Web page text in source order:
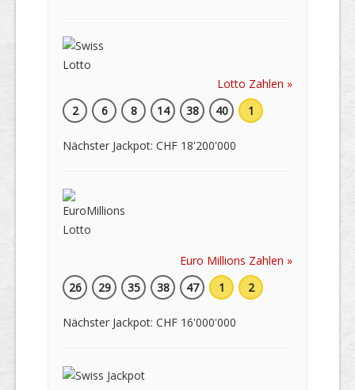
Lotto Zahlen »
2
6 8 14 38 40 1
Nächster Jackpot: CHF 18'200'000
Euro Millions Zahlen »
26
29 35 38 47 1 2
Nächster Jackpot: CHF 16'000'000